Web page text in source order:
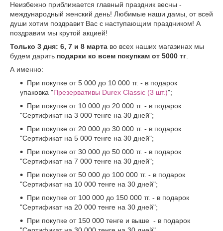
Неизбежно приближается главный праздник весны -
международный женский день! Любимые наши дамы, от всей
души хотим поздравит Вас с наступающим праздником! А
поздравим мы крутой акцией!
Только 3 дня: 6, 7 и 8 марта во всех наших магазинах мы
будем дарить подарки ко всем покупкам от 5000 тг
А именно:
При покупке от 5 000 до 10 000 тг. - в подарок
упаковка "Презервативы Durex Classic (3 шт.)";
При покупке от 10 000 до 20 000 тг. - в подарок
"Сертификат на 3 000 тенге на 30 дней";
При покупке от 20 000 до 30 000 тг. - в подарок
"Сертификат на 5 000 тенге на 30 дней";
При покупке от 30 000 до 50 000 тг. - в подарок
"Сертификат на 7 000 тенге на 30 дней";
При покупке от 50 000 до 100 000 тг. - в подарок
"Сертификат на 10 000 тенге на 30 дней";
При покупке от 100 000 до 150 000 тг. - в подарок
"Сертификат на 20 000 тенге на 30 дней";
При покупке от 150 000 тенге и выше - в подарок